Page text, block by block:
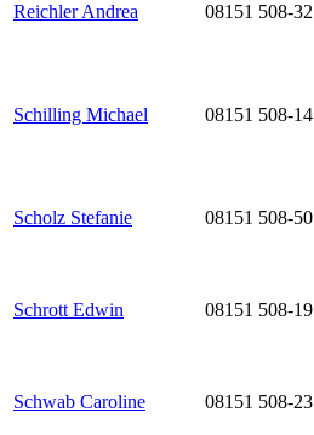
Reichler Andrea 08151 508-32
Schilling Michael 08151 508-14
Scholz Stefanie 08151 508-50
Schrott Edwin 08151 508-19
Schwab Caroline 08151 508-23